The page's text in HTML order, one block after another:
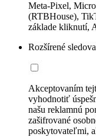
Meta-Pixel,
(RTBHouse),
základe kliknutí,
Rozšírené
Akceptovaním
vyhodnotiť
našu reklamnú
zašifrované
poskytovateľmi,